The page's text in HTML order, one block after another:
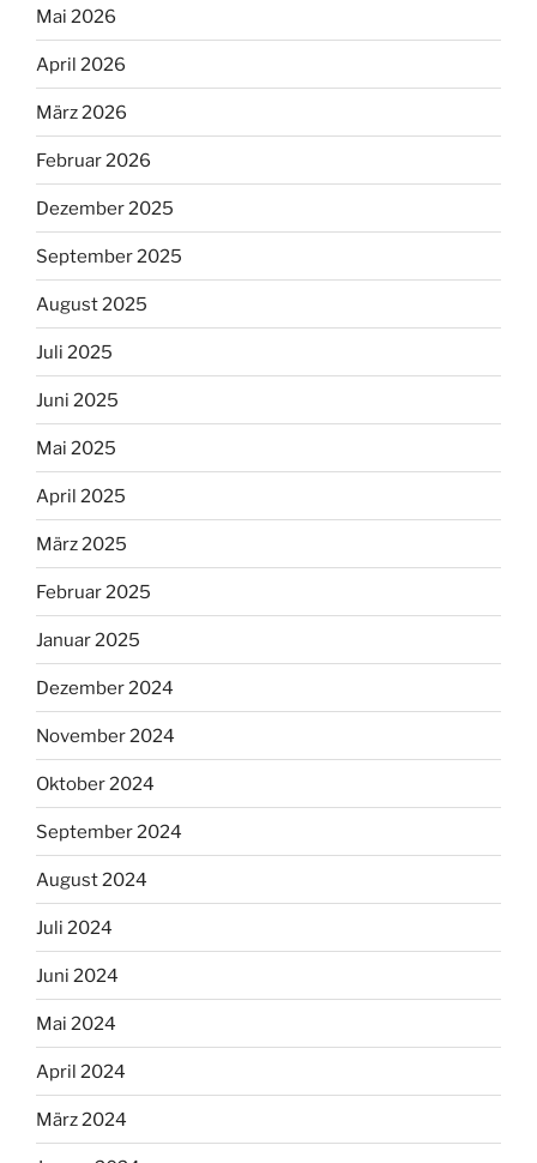
Mai 2026
April 2026
März 2026
Februar 2026
Dezember 2025
September 2025
August 2025
Juli 2025
Juni 2025
Mai 2025
April 2025
März 2025
Februar 2025
Januar 2025
Dezember 2024
November 2024
Oktober 2024
September 2024
August 2024
Juli 2024
Juni 2024
Mai 2024
April 2024
März 2024